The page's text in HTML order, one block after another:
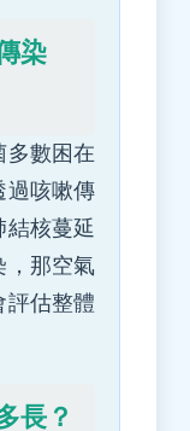
染
多數困在
過咳嗽傳
結核蔓延
，那空氣
評估整體
長？